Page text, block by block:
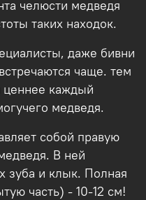
челюсти медведя
таких находок.
даже бивни
чаще. тем
ценнее каждый
медведя.
собой правую
В ней
зуба и клык. Полная
часть) - 10-12 см!